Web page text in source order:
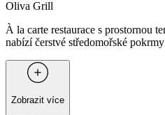
Oliva Grill
À la carte restaurace s prostornou
nabízí čerstvé středomořské
Zobrazit více